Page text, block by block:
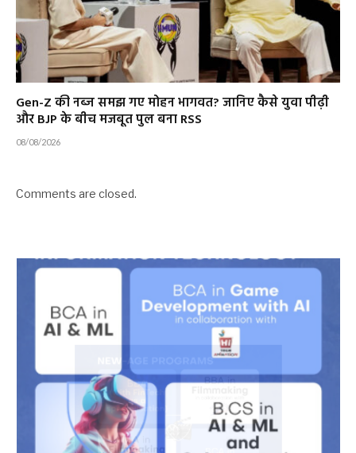
Gen-Z की नब्ज समझ गए मोहन भागवत? जानिए कैसे युवा पीढ़ी
और BJP के बीच मजबूत पुल बना RSS
08/08/2026
Comments are closed.